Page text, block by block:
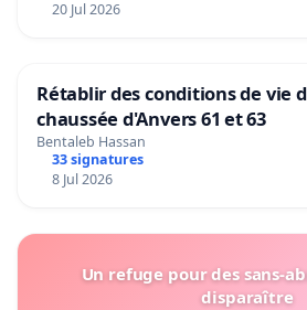
20 Jul 2026
Rétablir des conditions de vie
chaussée d'Anvers 61 et 63
Bentaleb Hassan
33 signatures
8 Jul 2026
Un refuge pour des sans-
disparaître